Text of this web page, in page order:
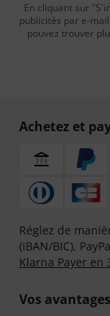
En cliquant sur
publicités par e-
pouvez trouver
Achetez et
Réglez de
(IBAN/BIC),
Klarna Payer en
Vos avantages